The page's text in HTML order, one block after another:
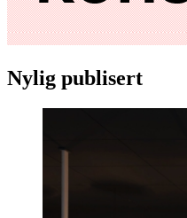
Nylig publisert